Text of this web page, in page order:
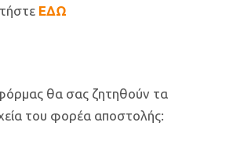
ΕΔΩ
θα σας ζητηθούν τα
του φορέα αποστολής: